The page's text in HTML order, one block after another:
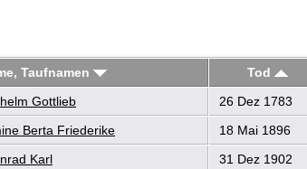
Taufnamen Tod
Gottlieb 26 Dez 1783
Berta Friederike 18 Mai 1896
Karl 31 Dez 1902